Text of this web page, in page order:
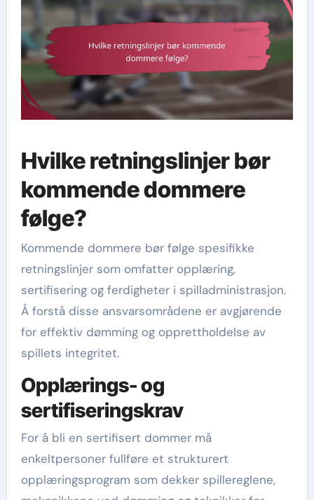
Hvilke retningslinjer bør
kommende dommere
følge?
Kommende dommere bør følge spesifikke
retningslinjer som omfatter opplæring,
sertifisering og ferdigheter i spilladministrasjon.
Å forstå disse ansvarsområdene er avgjørende
for effektiv dømming og opprettholdelse av
spillets integritet.
Opplærings- og
sertifiseringskrav
For å bli en sertifisert dommer må
enkeltpersoner fullføre et strukturert
opplæringsprogram som dekker spillereglene,